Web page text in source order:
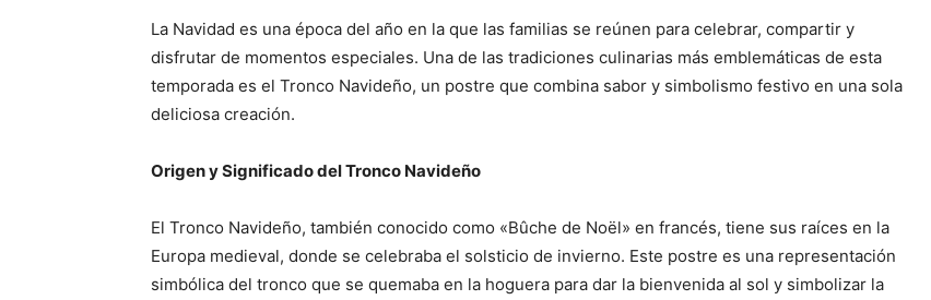
La Navidad es una época del año en la que las familias se reúnen para celebrar, compartir y
disfrutar de momentos especiales. Una de las tradiciones culinarias más emblemáticas de esta
temporada es el Tronco Navideño, un postre que combina sabor y simbolismo festivo en una sola
deliciosa creación.
Origen y Significado del Tronco Navideño
El Tronco Navideño, también conocido como «Bûche de Noël» en francés, tiene sus raíces en la
Europa medieval, donde se celebraba el solsticio de invierno. Este postre es una representación
simbólica del tronco que se quemaba en la hoguera para dar la bienvenida al sol y simbolizar la